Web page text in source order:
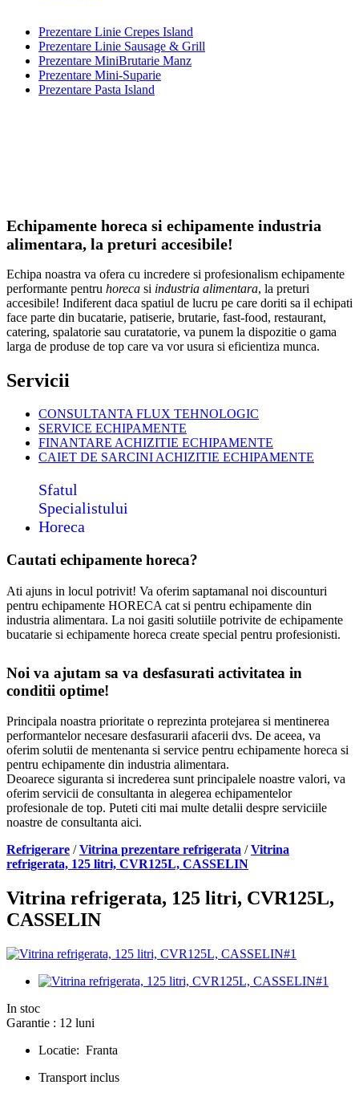
Prezentare Linie Crepes Island
Prezentare Linie Sausage & Grill
Prezentare MiniBrutarie Manz
Prezentare Mini-Suparie
Prezentare Pasta Island
Echipamente horeca si echipamente industria
alimentara, la preturi accesibile!
Echipa noastra va ofera cu incredere si profesionalism echipamente
performante pentru horeca si industria alimentara, la preturi
accesibile! Indiferent daca spatiul de lucru pe care doriti sa il echipati
face parte din bucatarie, patiserie, brutarie, fast-food, restaurant,
catering, spalatorie sau curatatorie, va punem la dispozitie o gama
larga de produse de top care va vor usura si eficientiza munca.
Servicii
CONSULTANTA FLUX TEHNOLOGIC
SERVICE ECHIPAMENTE
FINANTARE ACHIZITIE ECHIPAMENTE
CAIET DE SARCINI ACHIZITIE ECHIPAMENTE
Sfatul
Specialistului
Horeca
Cautati echipamente horeca?
Ati ajuns in locul potrivit! Va oferim saptamanal noi discounturi
pentru echipamente HORECA cat si pentru echipamente din
industria alimentara. La noi gasiti solutiile potrivite de echipamente
bucatarie si echipamente horeca create special pentru profesionisti.
Noi va ajutam sa va desfasurati activitatea in
conditii optime!
Principala noastra prioritate o reprezinta protejarea si mentinerea
performantelor necesare desfasurarii afacerii dvs. De aceea, va
oferim solutii de mentenanta si service pentru echipamente horeca si
pentru echipamente din industria alimentara.
Deoarece siguranta si increderea sunt principalele noastre valori, va
oferim servicii de consultanta in alegerea echipamentelor
profesionale de top. Puteti citi mai multe detalii despre serviciile
noastre de consultanta aici.
Refrigerare /Vitrina prezentare refrigerata /Vitrina
refrigerata, 125 litri, CVR125L, CASSELIN
Vitrina refrigerata, 125 litri, CVR125L,
CASSELIN
In stoc
Garantie : 12 luni
Locatie: Franta
Transport inclus